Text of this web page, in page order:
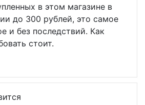
в этом магазине в
до 300 рублей, это самое
и без последствий. Как
стоит.